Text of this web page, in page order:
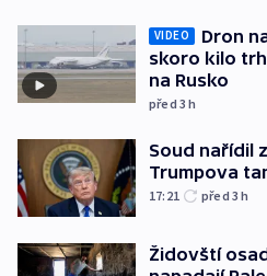
VIDEO
Dron
skoro kilo
na Rusko
před 3h
Soud nařídil
Trumpova
17:21 před 3h
Židovští